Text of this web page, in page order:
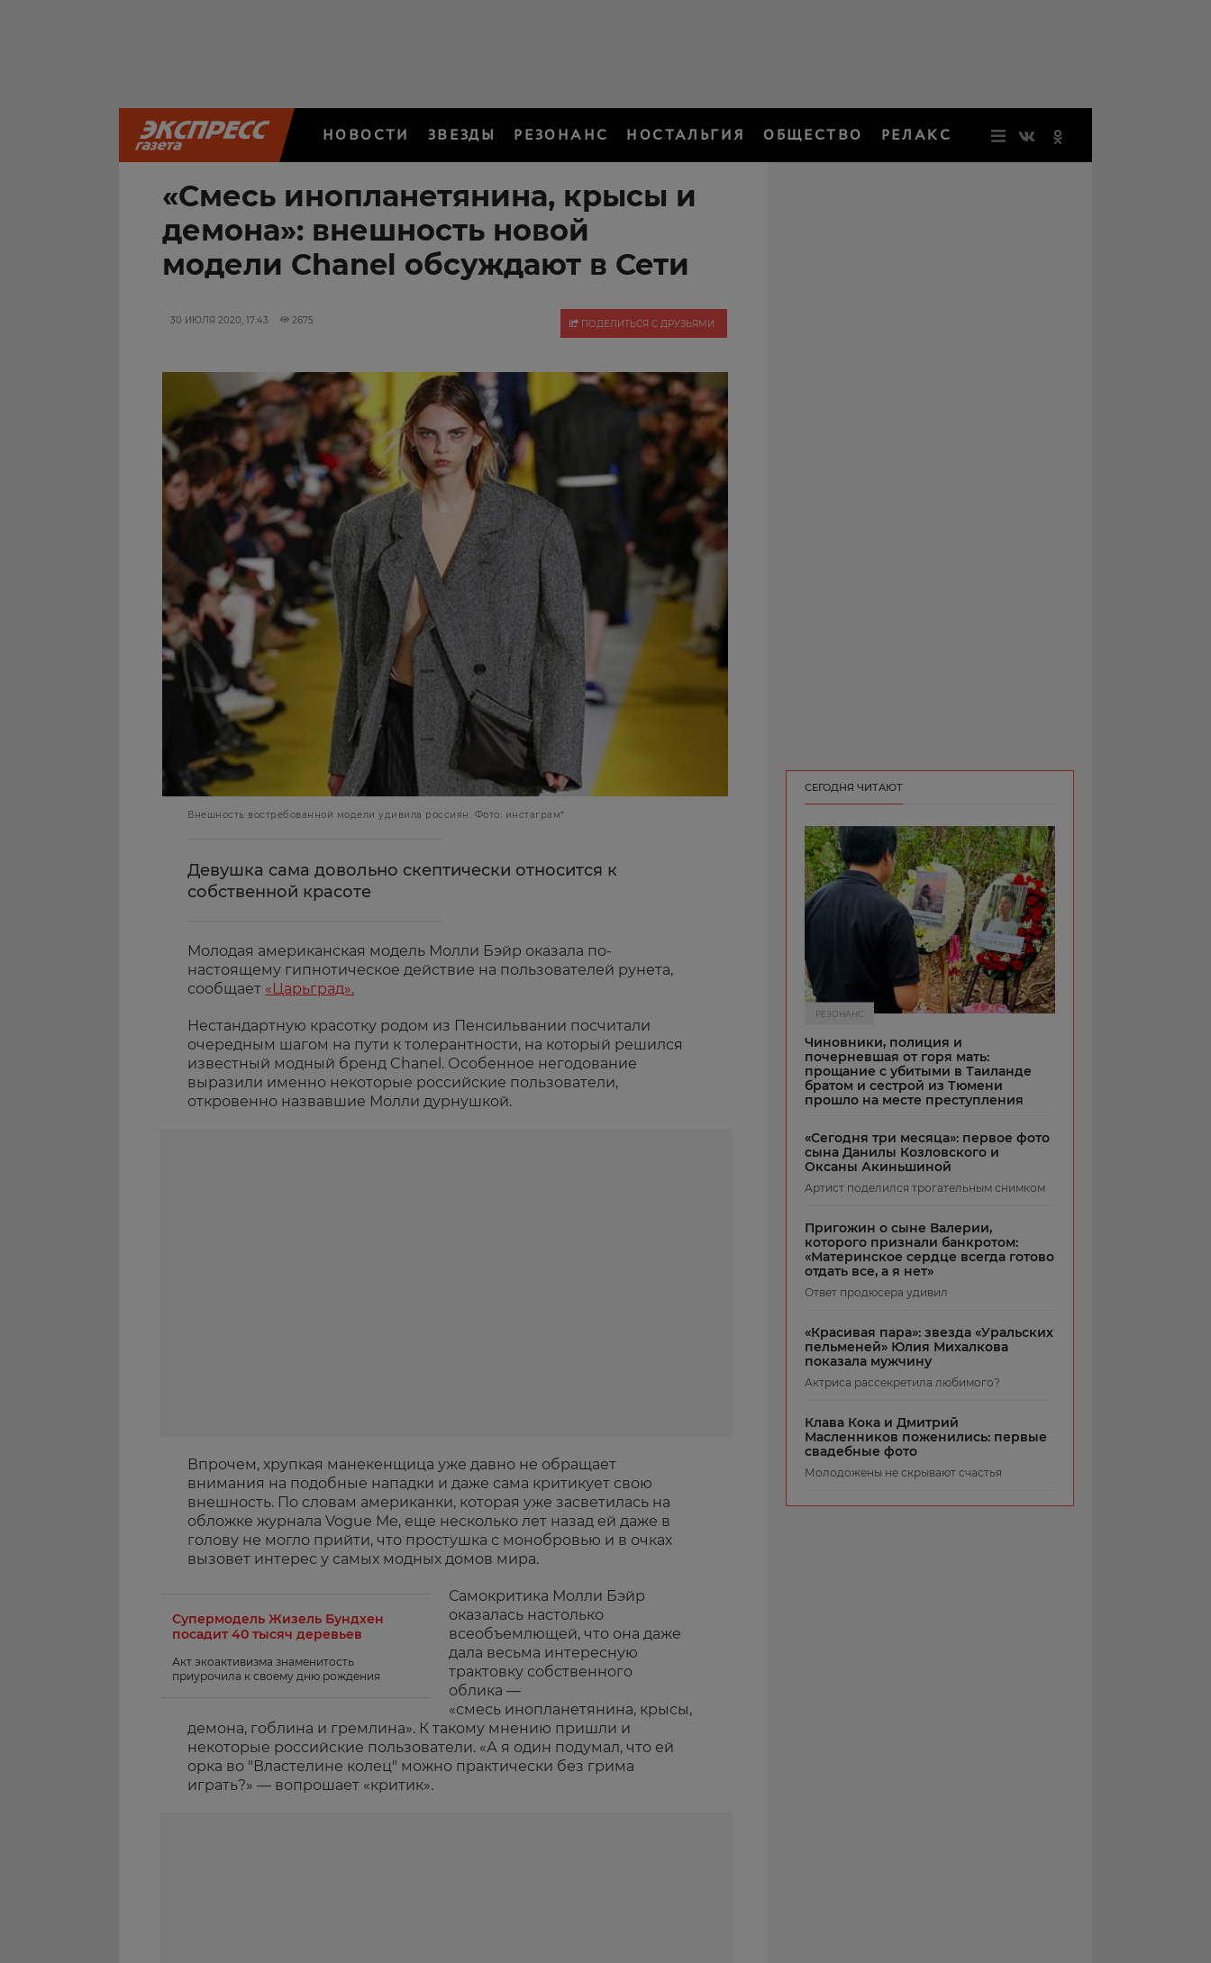
НОВОСТИ ЗВЕЗДЫ РЕЗОНАНС НОСТАЛЬГИЯ ОБЩЕСТВО РЕЛАКС
«Смесь инопланетянина, крысы и
демона»: внешность новой
модели Chanel обсуждают в Сети
30 ИЮЛЯ 2020, 17:43 2675 ПОДЕЛИТЬСЯ С ДРУЗЬЯМИ
Внешность востребованной модели удивила россиян. Фото: инстаграм*
Девушка сама довольно скептически относится к
собственной красоте
Молодая американская модель Молли Бэйр оказала по-
настоящему гипнотическое действие на пользователей рунета,
сообщает «Царьград».
Нестандартную красотку родом из Пенсильвании посчитали
очередным шагом на пути к толерантности, на который решился
известный модный бренд Chanel. Особенное негодование
выразили именно некоторые российские пользователи,
откровенно назвавшие Молли дурнушкой.
Впрочем, хрупкая манекенщица уже давно не обращает
внимания на подобные нападки и даже сама критикует свою
внешность. По словам американки, которая уже засветилась на
обложке журнала Vogue Me, еще несколько лет назад ей даже в
голову не могло прийти, что простушка с монобровью и в очках
вызовет интерес у самых модных домов мира.
Супермодель Жизель Бундхен
посадит 40 тысяч деревьев
Акт экоактивизма знаменитость
приурочила к своему дню рождения
Самокритика Молли Бэйр
оказалась настолько
всеобъемлющей, что она даже
дала весьма интересную
трактовку собственного
облика —
«смесь инопланетянина, крысы,
демона, гоблина и гремлина». К такому мнению пришли и
некоторые российские пользователи. «А я один подумал, что ей
орка во "Властелине колец" можно практически без грима
играть?» — вопрошает «критик».
СЕГОДНЯ ЧИТАЮТ
РЕЗОНАНС
Чиновники, полиция и
почерневшая от горя мать:
прощание с убитыми в Таиланде
братом и сестрой из Тюмени
прошло на месте преступления
«Сегодня три месяца»: первое фото
сына Данилы Козловского и
Оксаны Акиньшиной
Артист поделился трогательным снимком
Пригожин о сыне Валерии,
которого признали банкротом:
«Материнское сердце всегда готово
отдать все, а я нет»
Ответ продюсера удивил
«Красивая пара»: звезда «Уральских
пельменей» Юлия Михалкова
показала мужчину
Актриса рассекретила любимого?
Клава Кока и Дмитрий
Масленников поженились: первые
свадебные фото
Молодожены не скрывают счастья